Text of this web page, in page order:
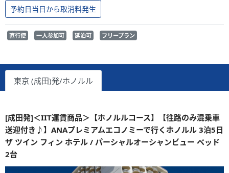
予約日当日から取消料発生
直行便 一人参加可 延泊可 フリープラン
東京 (成田)発/ホノルル
[成田発]＜IIT運賃商品＞【ホノルルコース】【往路のみ混乗車
送迎付き♪】ANAプレミアムエコノミーで行くホノルル 3泊5日
ザ ツイン フィン ホテル / パーシャルオーシャンビュー ベッド
2台